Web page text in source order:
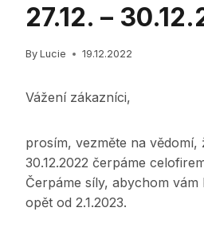
27.12. –
By Lucie 19.12.2022
Vážení zákazníci,
prosím, vezměte na vědomí,
30.12.2022 čerpáme
Čerpáme síly, abychom vám
opět od 2.1.2023.